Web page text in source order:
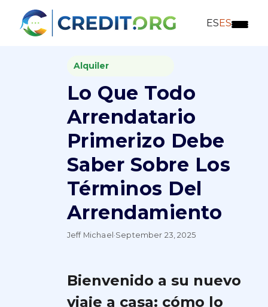
ESES
Alquiler
Lo Que Todo
Arrendatario
Primerizo Debe
Saber Sobre Los
Términos Del
Arrendamiento
Jeff Michael ·September 23, 2025
Bienvenido a su nuevo
viaje a casa: cómo lo